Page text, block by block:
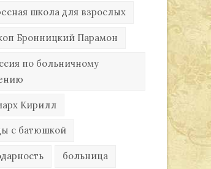
школа для взрослых
Бронницкий Парамон
по больничному
Кирилл
с батюшкой
больница